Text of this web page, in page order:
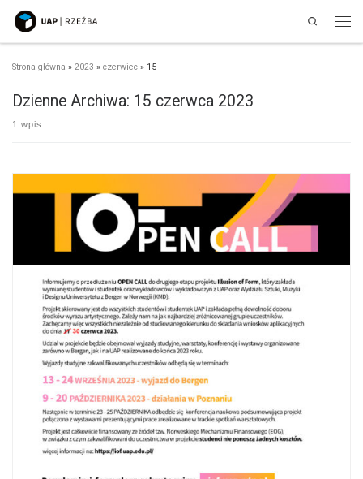
Przejdź do treści
Search
Strona główna » 2023 » czerwiec » 15
Dzienne Archiwa: 15 czerwca 2023
1 wpis